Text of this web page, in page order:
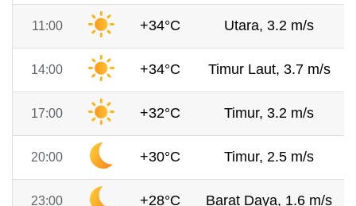
11:00 +34°C Utara, 3.2 m/s
14:00 +34°C Timur Laut, 3.7 m/s
17:00 +32°C Timur, 3.2 m/s
20:00 +30°C Timur, 2.5 m/s
23:00 +28°C Barat Daya, 1.6 m/s